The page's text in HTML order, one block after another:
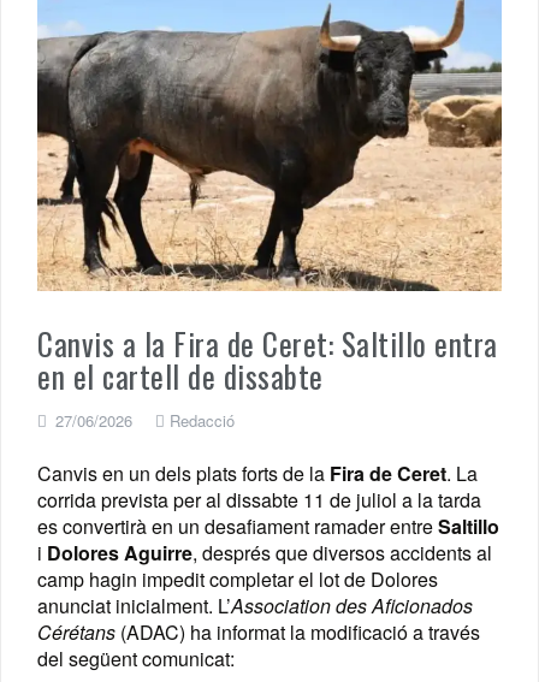
Canvis a la Fira de Ceret: Saltillo entra
en el cartell de dissabte
27/06/2026 Redacció
Canvis en un dels plats forts de la Fira de Ceret. La
corrida prevista per al dissabte 11 de juliol a la tarda
es convertirà en un desafiament ramader entreSaltillo
i Dolores Aguirre, després que diversos accidents al
camp hagin impedit completar el lot de Dolores
anunciat inicialment. L’Association des Aficionados
Cérétans (ADAC) ha informat la modificació a través
del següent comunicat: